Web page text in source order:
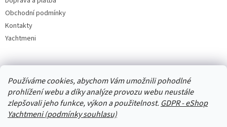
Používáme cookies, abychom Vám umožnili pohodlné
prohlížení webu a díky analýze provozu webu neustále
zlepšovali jeho funkce, výkon a použitelnost. GDPR - eShop
Yachtmeni (podmínky souhlasu)
Obchodní podmínky
Kontakty
Yachtmeni
Zboží.cz Heureka.cz Yachtmeni ComGate Payments, a.s.